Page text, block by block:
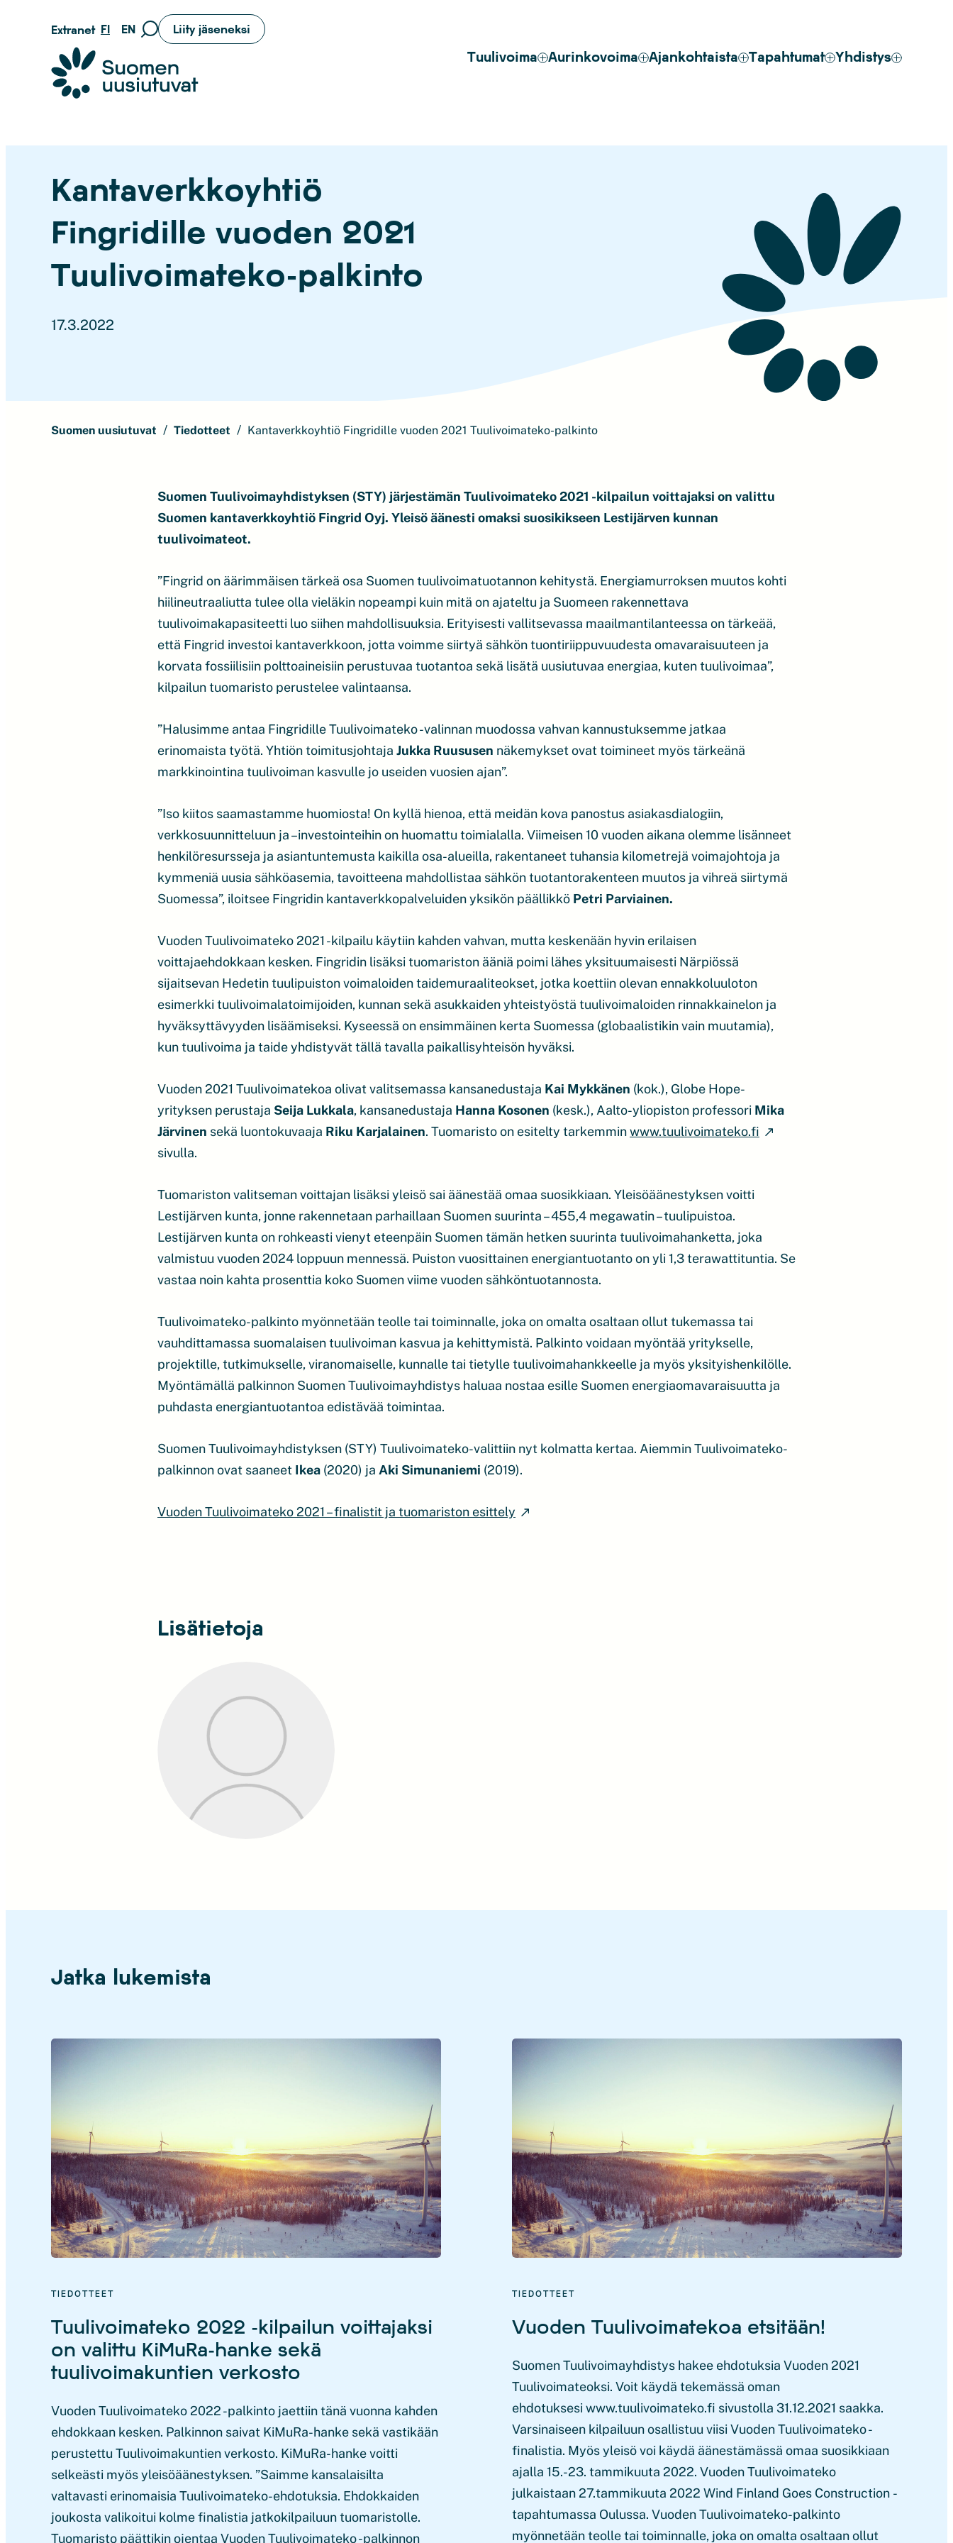
sisältöön
Extranet FI EN
Siirry
Liity jäseneksi
Suomen uusiutuvat ry
Tuulivoima Aurinkovoima Ajankohtaista Tapahtumat Yhdistys
Kantaverkkoyhtiö
Fingridille vuoden 2021
Tuulivoimateko-palkinto
17.3.2022
Suomen uusiutuvat Tiedotteet Kantaverkkoyhtiö Fingridille vuoden 2021 Tuulivoimateko-palkinto
Suomen Tuulivoimayhdistyksen (STY) järjestämän Tuulivoimateko 2021 -kilpailun voittajaksi on valittu
Suomen kantaverkkoyhtiö Fingrid Oyj. Yleisö äänesti omaksi suosikikseen Lestijärven kunnan
tuulivoimateot.
”Fingrid on äärimmäisen tärkeä osa Suomen tuulivoimatuotannon kehitystä. Energiamurroksen muutos kohti
hiilineutraaliutta tulee olla vieläkin nopeampi kuin mitä on ajateltu ja Suomeen rakennettava
tuulivoimakapasiteetti luo siihen mahdollisuuksia. Erityisesti vallitsevassa maailmantilanteessa on tärkeää,
että Fingrid investoi kantaverkkoon, jotta voimme siirtyä sähkön tuontiriippuvuudesta omavaraisuuteen ja
korvata fossiilisiin polttoaineisiin perustuvaa tuotantoa sekä lisätä uusiutuvaa energiaa, kuten tuulivoimaa”,
kilpailun tuomaristo perustelee valintaansa.
”Halusimme antaa Fingridille Tuulivoimateko -valinnan muodossa vahvan kannustuksemme jatkaa
erinomaista työtä. Yhtiön toimitusjohtaja Jukka Ruususen näkemykset ovat toimineet myös tärkeänä
markkinointina tuulivoiman kasvulle jo useiden vuosien ajan”.
”Iso kiitos saamastamme huomiosta! On kyllä hienoa, että meidän kova panostus asiakasdialogiin,
verkkosuunnitteluun ja –investointeihin on huomattu toimialalla. Viimeisen 10 vuoden aikana olemme lisänneet
henkilöresursseja ja asiantuntemusta kaikilla osa-alueilla, rakentaneet tuhansia kilometrejä voimajohtoja ja
kymmeniä uusia sähköasemia, tavoitteena mahdollistaa sähkön tuotantorakenteen muutos ja vihreä siirtymä
Suomessa”, iloitsee Fingridin kantaverkkopalveluiden yksikön päällikkö Petri Parviainen.
Vuoden Tuulivoimateko 2021 -kilpailu käytiin kahden vahvan, mutta keskenään hyvin erilaisen
voittajaehdokkaan kesken. Fingridin lisäksi tuomariston ääniä poimi lähes yksituumaisesti Närpiössä
sijaitsevan Hedetin tuulipuiston voimaloiden taidemuraaliteokset, jotka koettiin olevan ennakkoluuloton
esimerkki tuulivoimalatoimijoiden, kunnan sekä asukkaiden yhteistyöstä tuulivoimaloiden rinnakkainelon ja
hyväksyttävyyden lisäämiseksi. Kyseessä on ensimmäinen kerta Suomessa (globaalistikin vain muutamia),
kun tuulivoima ja taide yhdistyvät tällä tavalla paikallisyhteisön hyväksi.
Vuoden 2021 Tuulivoimatekoa olivat valitsemassa kansanedustaja Kai Mykkänen (kok.), Globe Hope-
yrityksen perustaja Seija Lukkala, kansanedustaja Hanna Kosonen (kesk.), Aalto-yliopiston professori Mika
Järvinen sekä luontokuvaaja Riku Karjalainen. Tuomaristo on esitelty tarkemminwww.tuulivoimateko.fi
sivulla.
Tuomariston valitseman voittajan lisäksi yleisö sai äänestää omaa suosikkiaan. Yleisöäänestyksen voitti
Lestijärven kunta, jonne rakennetaan parhaillaan Suomen suurinta – 455,4 megawatin – tuulipuistoa.
Lestijärven kunta on rohkeasti vienyt eteenpäin Suomen tämän hetken suurinta tuulivoimahanketta, joka
valmistuu vuoden 2024 loppuun mennessä. Puiston vuosittainen energiantuotanto on yli 1,3 terawattituntia. Se
vastaa noin kahta prosenttia koko Suomen viime vuoden sähköntuotannosta.
Tuulivoimateko-palkinto myönnetään teolle tai toiminnalle, joka on omalta osaltaan ollut tukemassa tai
vauhdittamassa suomalaisen tuulivoiman kasvua ja kehittymistä. Palkinto voidaan myöntää yritykselle,
projektille, tutkimukselle, viranomaiselle, kunnalle tai tietylle tuulivoimahankkeelle ja myös yksityishenkilölle.
Myöntämällä palkinnon Suomen Tuulivoimayhdistys haluaa nostaa esille Suomen energiaomavaraisuutta ja
puhdasta energiantuotantoa edistävää toimintaa.
Suomen Tuulivoimayhdistyksen (STY) Tuulivoimateko-valittiin nyt kolmatta kertaa. Aiemmin Tuulivoimateko-
palkinnon ovat saaneet Ikea (2020) ja Aki Simunaniemi (2019).
Vuoden Tuulivoimateko 2021 – finalistit ja tuomariston esittely
Lisätietoja
Jatka lukemista
TIEDOTTEET
Tuulivoimateko 2022 -kilpailun voittajaksi
on valittu KiMuRa-hanke sekä
tuulivoimakuntien verkosto
Vuoden Tuulivoimateko 2022 -palkinto jaettiin tänä vuonna kahden
ehdokkaan kesken. Palkinnon saivat KiMuRa-hanke sekä vastikään
perustettu Tuulivoimakuntien verkosto. KiMuRa-hanke voitti
selkeästi myös yleisöäänestyksen. ”Saimme kansalaisilta
valtavasti erinomaisia Tuulivoimateko-ehdotuksia. Ehdokkaiden
joukosta valikoitui kolme finalistia jatkokilpailuun tuomaristolle.
Tuomaristo päättikin ojentaa Vuoden Tuulivoimateko -palkinnon
TIEDOTTEET
Vuoden Tuulivoimatekoa etsitään!
Suomen Tuulivoimayhdistys hakee ehdotuksia Vuoden 2021
Tuulivoimateoksi. Voit käydä tekemässä oman
ehdotuksesi www.tuulivoimateko.fi sivustolla 31.12.2021 saakka.
Varsinaiseen kilpailuun osallistuu viisi Vuoden Tuulivoimateko -
finalistia. Myös yleisö voi käydä äänestämässä omaa suosikkiaan
ajalla 15.-23. tammikuuta 2022. Vuoden Tuulivoimateko
julkaistaan 27.tammikuuta 2022 Wind Finland Goes Construction -
tapahtumassa Oulussa. Vuoden Tuulivoimateko-palkinto
myönnetään teolle tai toiminnalle, joka on omalta osaltaan ollut